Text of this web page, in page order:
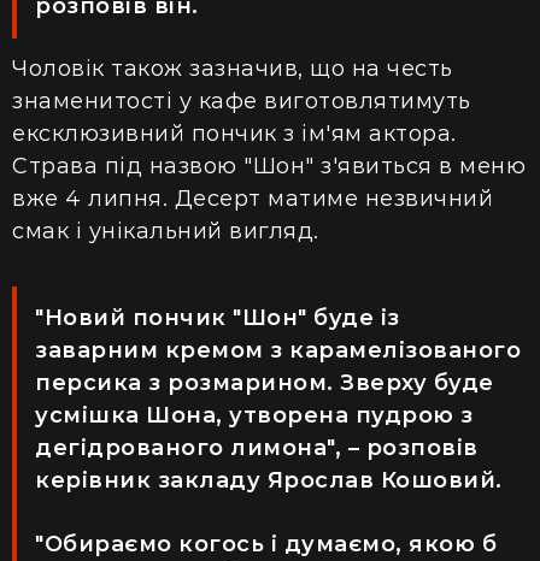
розповів він.
Чоловік також зазначив, що на честь
знаменитості у кафе виготовлятимуть
ексклюзивний пончик з ім'ям актора.
Страва під назвою "Шон" з'явиться в меню
вже 4 липня. Десерт матиме незвичний
смак і унікальний вигляд.
"Новий пончик "Шон" буде із
заварним кремом з карамелізованого
персика з розмарином. Зверху буде
усмішка Шона, утворена пудрою з
дегідрованого лимона", – розповів
керівник закладу Ярослав Кошовий.
"Обираємо когось і думаємо, якою б